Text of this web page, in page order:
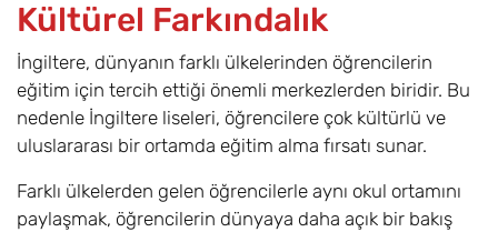
Kültürel Farkındalık
İngiltere, dünyanın farklı ülkelerinden öğrencilerin
eğitim için tercih ettiği önemli merkezlerden biridir. Bu
nedenle İngiltere liseleri, öğrencilere çok kültürlü ve
uluslararası bir ortamda eğitim alma fırsatı sunar.
Farklı ülkelerden gelen öğrencilerle aynı okul ortamını
paylaşmak, öğrencilerin dünyaya daha açık bir bakış